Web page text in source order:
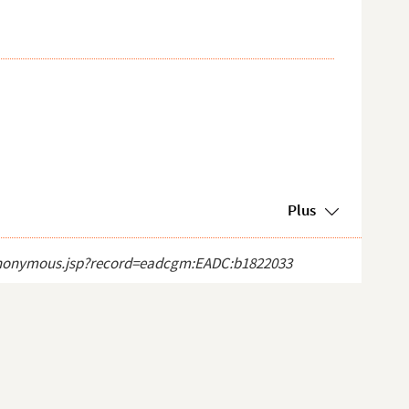
Plus